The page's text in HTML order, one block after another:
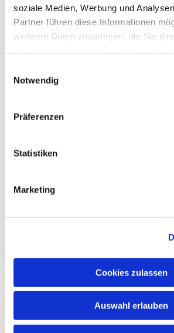
soziale Medien, Werbung und
Partner führen diese Informationen
weiteren Daten zusammen, die Sie
Notwendig
Präferenzen
Statistiken
Marketing
Cookies zulassen
Auswahl erlauben
Kontakt